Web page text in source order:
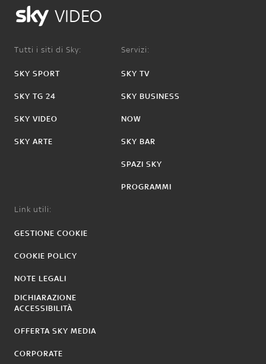
VIDEO
Tutti i siti di Sky:
SKY SPORT
SKY TG 24
SKY VIDEO
SKY ARTE
Servizi:
SKY TV
SKY BUSINESS
NOW
SKY BAR
SPAZI SKY
PROGRAMMI
Link utili:
GESTIONE COOKIE
COOKIE POLICY
NOTE LEGALI
DICHIARAZIONE
ACCESSIBILITÀ
OFFERTA SKY MEDIA
CORPORATE